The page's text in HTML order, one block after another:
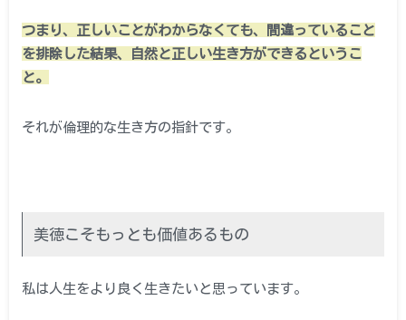
つまり、正しいことがわからなくても、間違っていること
を排除した結果、自然と正しい生き方ができるというこ
と。
それが倫理的な生き方の指針です。
美徳こそもっとも価値あるもの
私は人生をより良く生きたいと思っています。